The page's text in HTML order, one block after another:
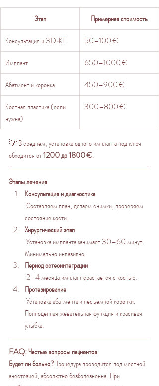
Этап
Примерная стоимость
Консультация и 3D‑КТ
50–100 €
Имплант
650–1000 €
Абатмент и коронка
450–900 €
Костная пластика (если
нужна)
300–800 €
💡 В среднем, установка одного импланта под ключ
обходится от 1200 до 1800 €.
Этапы лечения
Консультация и диагностика
состояние кости.
Хирургический этап
Минимально инвазивно.
Период остеоинтеграции
2–4 месяца имплант срастается с костью.
Протезирование
Полноценная жевательная функция и красивая
улыбка.
FAQ: Частые вопросы пациентов
Будет ли больно?Процедура проводится под местной
анестезией, абсолютно безболезненна. При